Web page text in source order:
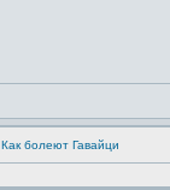
Как болеют Гавайци